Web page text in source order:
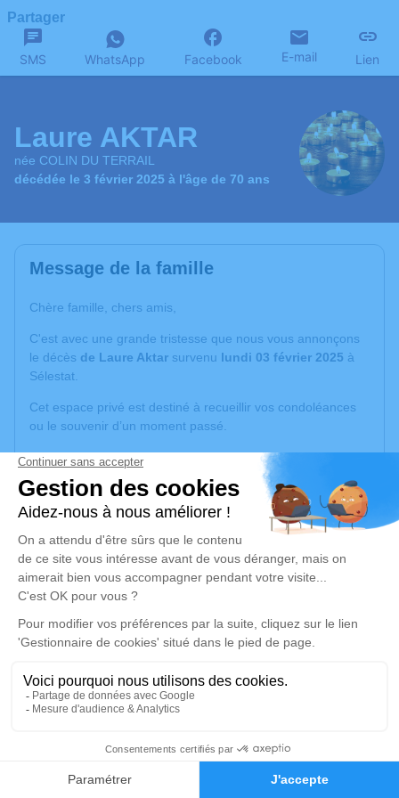
Faire-part Hommages
Partager
SMS WhatsApp Facebook E-mail Lien
Laure AKTAR
née COLIN DU TERRAIL
décédée le 3 février 2025 à l'âge de 70 ans
Message de la famille
Chère famille, chers amis,
C'est avec une grande tristesse que nous vous annonçons
le décès de Laure Aktar survenu lundi 03 février 2025 à
Sélestat.
Cet espace privé est destiné à recueillir vos condoléances
ou le souvenir d’un moment passé.
Si vous souhaitez contacter directement sa famille c'est
possible, sa fille Nil fera le relais vers les autres membres :
nilaktar@gmail.com.
Je rends hommage
Déroulé des obsèques
Les obsèques de Laure AKTAR se dérouleront
dans l’intimité familiale.
Espace mis à disposition par